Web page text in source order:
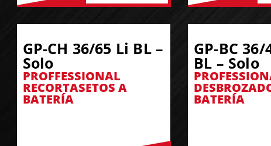
GP-CH 36/65 Li BL –
Solo
PROFFESSIONAL
RECORTASETOS A
BATERÍA
GP-BC 36/
BL – Solo
BATERÍA